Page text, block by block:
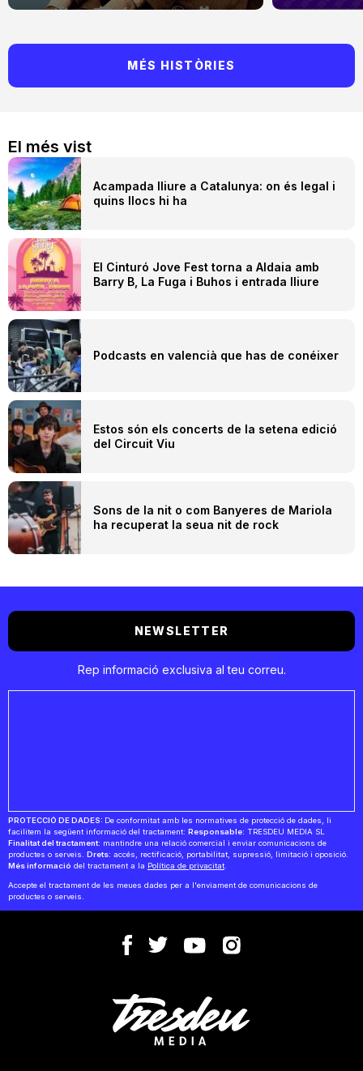
El més vist
Acampada lliure a Catalunya: on és legal i
quins llocs hi ha
El Cinturó Jove Fest torna a Aldaia amb
Barry B, La Fuga i Buhos i entrada lliure
Podcasts en valencià que has de conéixer
Estos són els concerts de la setena edició
del Circuit Viu
Sons de la nit o com Banyeres de Mariola
ha recuperat la seua nit de rock
MÉS HISTÒRIES
NEWSLETTER
Rep informació exclusiva al teu correu.
PROTECCIÓ DE DADES: De conformitat amb les normatives de protecció de dades, li
facilitem la següent informació del tractament: Responsable: TRESDEU MEDIA SL
Finalitat del tractament: mantindre una relació comercial i enviar comunicacions de
productes o serveis. Drets: accés, rectificació, portabilitat, supressió, limitació i oposició.
Més informació del tractament a la Política de privacitat
Accepte el tractament de les meues dades per a l'enviament de comunicacions de
productes o serveis.